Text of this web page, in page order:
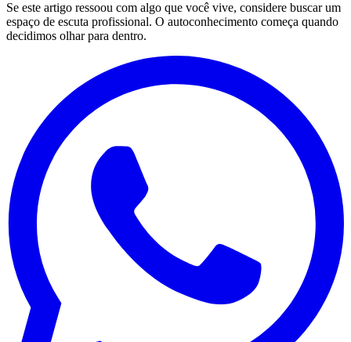
Se este artigo ressoou com algo que você vive, considere buscar um
espaço de escuta profissional. O autoconhecimento começa quando
decidimos olhar para dentro.